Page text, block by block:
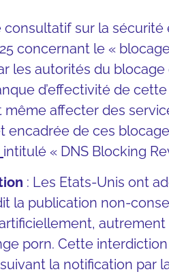
consultatif sur la sécurité
concernant le «
les autorités du
d’effectivité de
affecter des
de ces
intitulé « DNS Blocking
: Les Etats-Unis ont
la publication non-
porn. Cette
la notification par